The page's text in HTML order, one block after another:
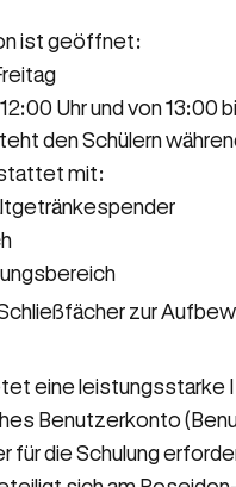
ist geöffnet:
Uhr und von 13:00
den Schülern
mit:
zur
eine leistungsstarke
Benutzerkonto
für die Schulung